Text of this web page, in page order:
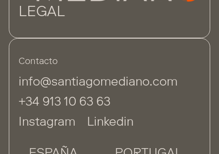
Contacto
info@santiagomediano.com
+34 913 10 63 63
Instagram
Linkedin
LEGAL